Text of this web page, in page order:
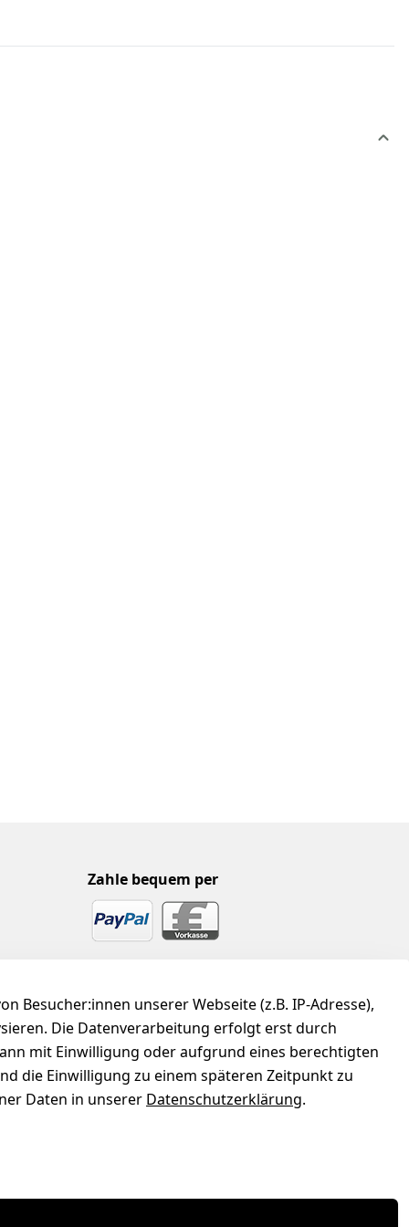
Besucher:innen unserer Webseite (z.B. IP-Adresse),
Die Datenverarbeitung erfolgt erst durch
mit Einwilligung oder aufgrund eines berechtigten
die Einwilligung zu einem späteren Zeitpunkt zu
Daten in unserer Datenschutzerklärung.
Zahle bequem per